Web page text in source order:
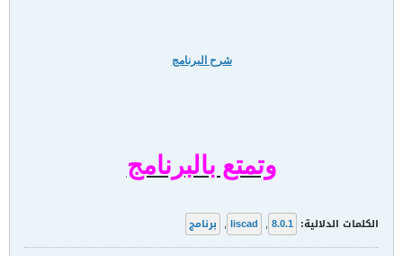
شرح البرنامج
وتمتع بالبرنامج
الكلمات الدلالية: 8.0.1
,
liscad
, برنامج